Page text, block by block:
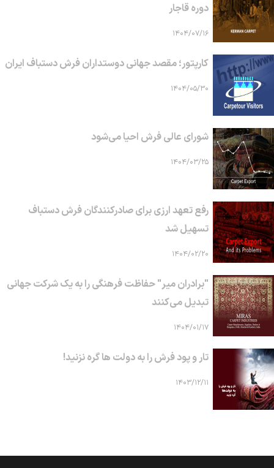
دوره قاجار
۱۴۰۴/۰۷/۱۶
کارپتور؛ مقصد جهانی دوستداران فرش دستباف ایران
۱۴۰۴/۰۵/۳۰
شورای عالی فرش احیا می‌شود
۱۴۰۴/۰۳/۲۵
رفع تعهد ارزی برای صادرکنندگان فرش دستباف
تسهیل شد
۱۴۰۴/۰۲/۲۰
"برادران میر" حفاظت فرهنگی را به یک شرکت جهانی
تبدیل می‌کنند
۱۴۰۴/۰۱/۱۷
تار و پود فرش را به دولت ها گره نزنید!
۱۴۰۳/۱۲/۱۱